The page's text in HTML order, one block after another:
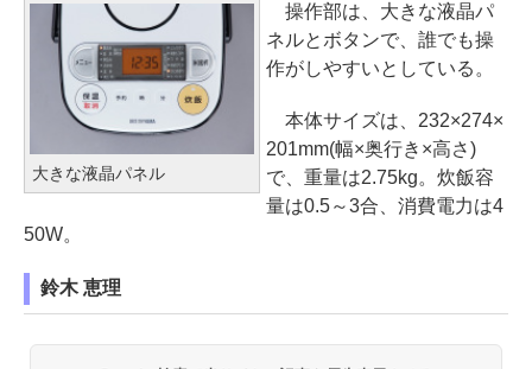
大きな液晶パネル
操作部は、大きな液晶パ
ネルとボタンで、誰でも操
作がしやすいとしている。
本体サイズは、232×274×
201mm(幅×奥行き×高さ)
で、重量は2.75kg。炊飯容
量は0.5～3合、消費電力は4
50W。
鈴木 恵理